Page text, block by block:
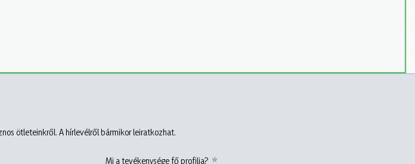
ötleteinkről. A hírlevélről bármikor leiratkozhat.
Mi a tevékenysége fő profilja?